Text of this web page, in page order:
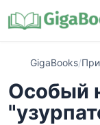
GigaBooks/
Особый